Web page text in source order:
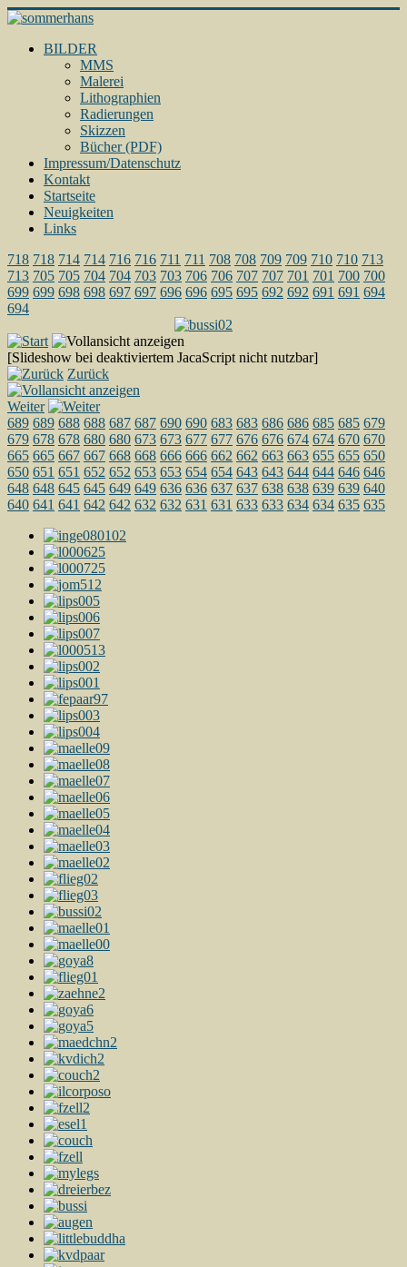
BILDER
MMS
Malerei
Lithographien
Radierungen
Skizzen
Bücher (PDF)
Impressum/Datenschutz
Kontakt
Startseite
Neuigkeiten
Links
718 718 714 714 716 716 711 711 708 708 709 709 710 710 713
713 705 705 704 704 703 703 706 706 707 707 701 701 700 700
699 699 698 698 697 697 696 696 695 695 692 692 691 691 694
694
[Slideshow bei deaktiviertem JacaScript nicht nutzbar]
Zurück
Weiter
689 689 688 688 687 687 690 690 683 683 686 686 685 685 679
679 678 678 680 680 673 673 677 677 676 676 674 674 670 670
665 665 667 667 668 668 666 666 662 662 663 663 655 655 650
650 651 651 652 652 653 653 654 654 643 643 644 644 646 646
648 648 645 645 649 649 636 636 637 637 638 638 639 639 640
640 641 641 642 642 632 632 631 631 633 633 634 634 635 635